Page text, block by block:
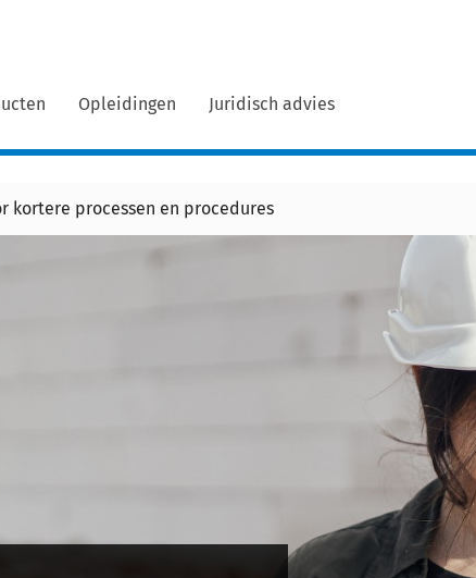
Opleidingen Juridisch advies
kortere processen en procedures